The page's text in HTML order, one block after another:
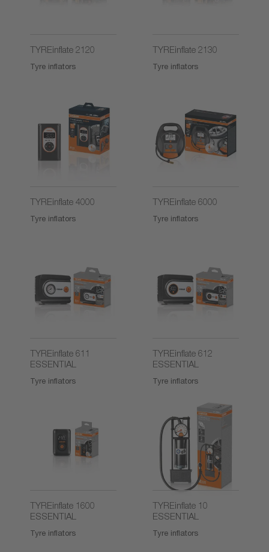
TYREinflate 2120
Tyre inflators
TYREinflate 2130
Tyre inflators
TYREinflate 4000
Tyre inflators
TYREinflate 6000
Tyre inflators
TYREinflate 611
ESSENTIAL
Tyre inflators
TYREinflate 612
ESSENTIAL
Tyre inflators
TYREinflate 1600
ESSENTIAL
Tyre inflators
TYREinflate 10
ESSENTIAL
Tyre inflators